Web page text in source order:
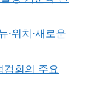
·위치·새로운
검회의 주요